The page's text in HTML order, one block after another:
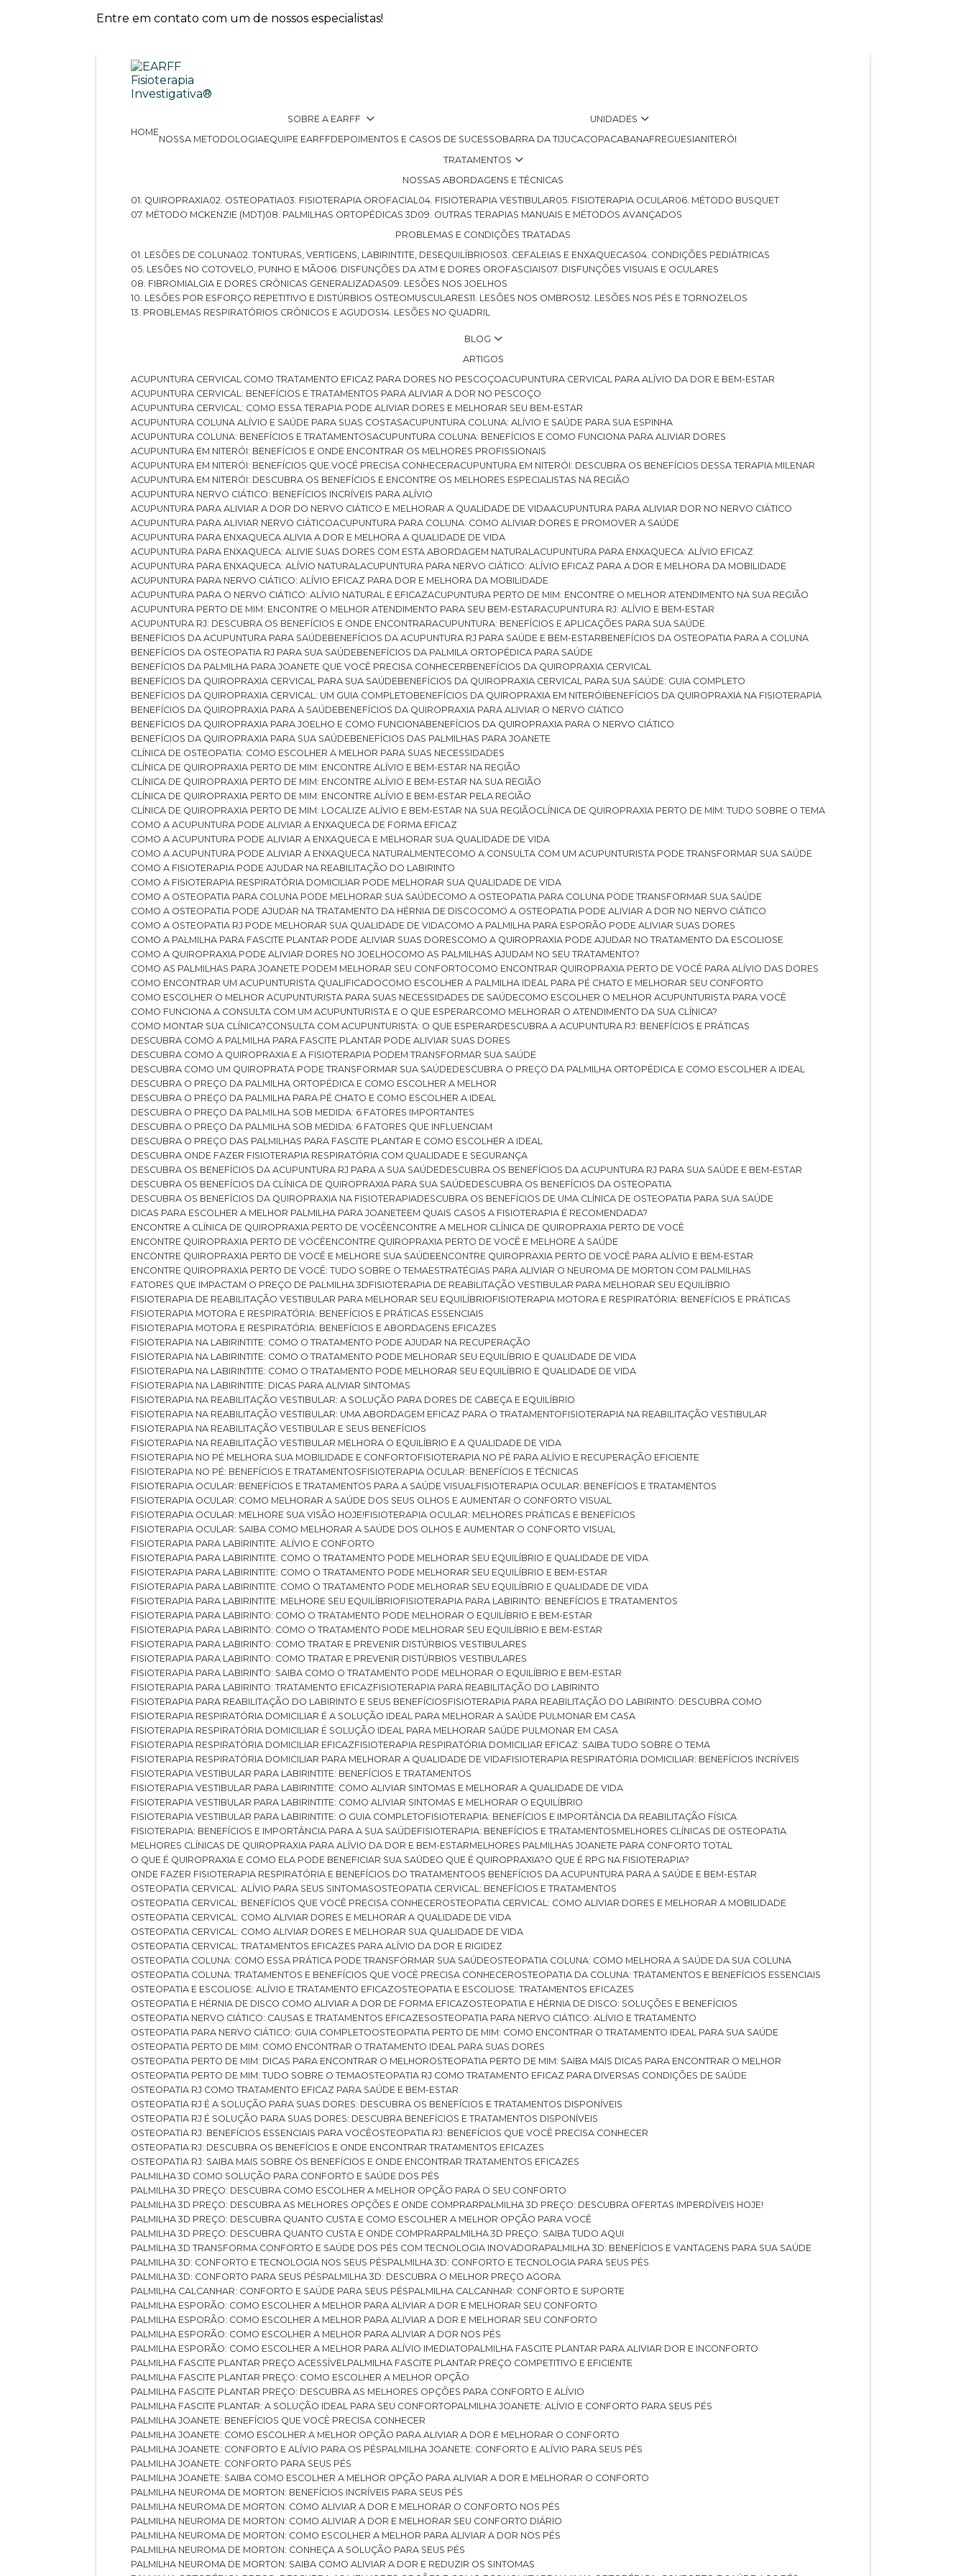
Entre em contato com um de nossos especialistas!
HOME
SOBRE A EARFF
NOSSA METODOLOGIA EQUIPE EARFF DEPOIMENTOS E CASOS DE SUCESSO
UNIDADES
BARRA DA TIJUCA
COPACABANA FREGUESIA
NITERÓI
TRATAMENTOS
NOSSAS ABORDAGENS E TÉCNICAS
01. QUIROPRAXIA
02. OSTEOPATIA 03. FISIOTERAPIA OROFACIAL 04. FISIOTERAPIA VESTIBULAR 05. FISIOTERAPIA OCULAR
06. MÉTODO BUSQUET
07. MÉTODO MCKENZIE (MDT)
08. PALMILHAS ORTOPÉDICAS 3D
09. OUTRAS TERAPIAS MANUAIS E MÉTODOS AVANÇADOS
PROBLEMAS E CONDIÇÕES TRATADAS
01. LESÕES DE COLUNA
02. TONTURAS, VERTIGENS, LABIRINTITE, DESEQUILÍBRIOS 03. CEFALEIAS E ENXAQUECAS
04. CONDIÇÕES PEDIÁTRICAS
05. LESÕES NO COTOVELO, PUNHO E MÃO
06. DISFUNÇÕES DA ATM E DORES OROFASCIAIS
07. DISFUNÇÕES VISUAIS E OCULARES
08. FIBROMIALGIA E DORES CRÔNICAS GENERALIZADAS
09. LESÕES NOS JOELHOS
10. LESÕES POR ESFORÇO REPETITIVO E DISTÚRBIOS OSTEOMUSCULARES 11. LESÕES NOS OMBROS 12. LESÕES NOS PÉS E TORNOZELOS
13. PROBLEMAS RESPIRATÓRIOS CRÔNICOS E AGUDOS 14. LESÕES NO QUADRIL
BLOG
ARTIGOS
ACUPUNTURA CERVICAL COMO TRATAMENTO EFICAZ PARA DORES NO PESCOÇO
ACUPUNTURA CERVICAL PARA ALÍVIO DA DOR E BEM-ESTAR
ACUPUNTURA CERVICAL: BENEFÍCIOS E TRATAMENTOS PARA ALIVIAR A DOR NO PESCOÇO
ACUPUNTURA CERVICAL: COMO ESSA TERAPIA PODE ALIVIAR DORES E MELHORAR SEU BEM-ESTAR
ACUPUNTURA COLUNA ALÍVIO E SAÚDE PARA SUAS COSTAS
ACUPUNTURA COLUNA: ALÍVIO E SAÚDE PARA SUA ESPINHA
ACUPUNTURA COLUNA: BENEFÍCIOS E TRATAMENTOS
ACUPUNTURA COLUNA: BENEFÍCIOS E COMO FUNCIONA PARA ALIVIAR DORES
ACUPUNTURA EM NITERÓI: BENEFÍCIOS E ONDE ENCONTRAR OS MELHORES PROFISSIONAIS
ACUPUNTURA EM NITERÓI: BENEFÍCIOS QUE VOCÊ PRECISA CONHECER
ACUPUNTURA EM NITERÓI: DESCUBRA OS BENEFÍCIOS DESSA TERAPIA MILENAR
ACUPUNTURA EM NITERÓI: DESCUBRA OS BENEFÍCIOS E ENCONTRE OS MELHORES ESPECIALISTAS NA REGIÃO
ACUPUNTURA NERVO CIÁTICO: BENEFÍCIOS INCRÍVEIS PARA ALÍVIO
ACUPUNTURA PARA ALIVIAR A DOR DO NERVO CIÁTICO E MELHORAR A QUALIDADE DE VIDA
ACUPUNTURA PARA ALIVIAR DOR NO NERVO CIÁTICO
ACUPUNTURA PARA ALIVIAR NERVO CIÁTICO
ACUPUNTURA PARA COLUNA: COMO ALIVIAR DORES E PROMOVER A SAÚDE
ACUPUNTURA PARA ENXAQUECA ALIVIA A DOR E MELHORA A QUALIDADE DE VIDA
ACUPUNTURA PARA ENXAQUECA: ALIVIE SUAS DORES COM ESTA ABORDAGEM NATURAL
ACUPUNTURA PARA ENXAQUECA: ALÍVIO EFICAZ
ACUPUNTURA PARA ENXAQUECA: ALÍVIO NATURAL
ACUPUNTURA PARA NERVO CIÁTICO: ALÍVIO EFICAZ PARA A DOR E MELHORA DA MOBILIDADE
ACUPUNTURA PARA NERVO CIÁTICO: ALÍVIO EFICAZ PARA DOR E MELHORA DA MOBILIDADE
ACUPUNTURA PARA O NERVO CIÁTICO: ALÍVIO NATURAL E EFICAZ
ACUPUNTURA PERTO DE MIM: ENCONTRE O MELHOR ATENDIMENTO NA SUA REGIÃO
ACUPUNTURA PERTO DE MIM: ENCONTRE O MELHOR ATENDIMENTO PARA SEU BEM-ESTAR
ACUPUNTURA RJ: ALÍVIO E BEM-ESTAR
ACUPUNTURA RJ: DESCUBRA OS BENEFÍCIOS E ONDE ENCONTRAR
ACUPUNTURA: BENEFÍCIOS E APLICAÇÕES PARA SUA SAÚDE
BENEFÍCIOS DA ACUPUNTURA PARA SAÚDE
BENEFÍCIOS DA ACUPUNTURA RJ PARA SAÚDE E BEM-ESTAR
BENEFÍCIOS DA OSTEOPATIA PARA A COLUNA
BENEFÍCIOS DA OSTEOPATIA RJ PARA SUA SAÚDE
BENEFÍCIOS DA PALMILA ORTOPÉDICA PARA SAÚDE
BENEFÍCIOS DA PALMILHA PARA JOANETE QUE VOCÊ PRECISA CONHECER
BENEFÍCIOS DA QUIROPRAXIA CERVICAL
BENEFÍCIOS DA QUIROPRAXIA CERVICAL PARA SUA SAÚDE
BENEFÍCIOS DA QUIROPRAXIA CERVICAL PARA SUA SAÚDE: GUIA COMPLETO
BENEFÍCIOS DA QUIROPRAXIA CERVICAL: UM GUIA COMPLETO
BENEFÍCIOS DA QUIROPRAXIA EM NITERÓI
BENEFÍCIOS DA QUIROPRAXIA NA FISIOTERAPIA
BENEFÍCIOS DA QUIROPRAXIA PARA A SAÚDE
BENEFÍCIOS DA QUIROPRAXIA PARA ALIVIAR O NERVO CIÁTICO
BENEFÍCIOS DA QUIROPRAXIA PARA JOELHO E COMO FUNCIONA
BENEFÍCIOS DA QUIROPRAXIA PARA O NERVO CIÁTICO
BENEFÍCIOS DA QUIROPRAXIA PARA SUA SAÚDE
BENEFÍCIOS DAS PALMILHAS PARA JOANETE
CLÍNICA DE OSTEOPATIA: COMO ESCOLHER A MELHOR PARA SUAS NECESSIDADES
CLÍNICA DE QUIROPRAXIA PERTO DE MIM: ENCONTRE ALÍVIO E BEM-ESTAR NA REGIÃO
CLÍNICA DE QUIROPRAXIA PERTO DE MIM: ENCONTRE ALÍVIO E BEM-ESTAR NA SUA REGIÃO
CLÍNICA DE QUIROPRAXIA PERTO DE MIM: ENCONTRE ALÍVIO E BEM-ESTAR PELA REGIÃO
CLÍNICA DE QUIROPRAXIA PERTO DE MIM: LOCALIZE ALÍVIO E BEM-ESTAR NA SUA REGIÃO
CLÍNICA DE QUIROPRAXIA PERTO DE MIM: TUDO SOBRE O TEMA
COMO A ACUPUNTURA PODE ALIVIAR A ENXAQUECA DE FORMA EFICAZ
COMO A ACUPUNTURA PODE ALIVIAR A ENXAQUECA E MELHORAR SUA QUALIDADE DE VIDA
COMO A ACUPUNTURA PODE ALIVIAR A ENXAQUECA NATURALMENTE
COMO A CONSULTA COM UM ACUPUNTURISTA PODE TRANSFORMAR SUA SAÚDE
COMO A FISIOTERAPIA PODE AJUDAR NA REABILITAÇÃO DO LABIRINTO
COMO A FISIOTERAPIA RESPIRATÓRIA DOMICILIAR PODE MELHORAR SUA QUALIDADE DE VIDA
COMO A OSTEOPATIA PARA COLUNA PODE MELHORAR SUA SAÚDE
COMO A OSTEOPATIA PARA COLUNA PODE TRANSFORMAR SUA SAÚDE
COMO A OSTEOPATIA PODE AJUDAR NA TRATAMENTO DA HÉRNIA DE DISCO
COMO A OSTEOPATIA PODE ALIVIAR A DOR NO NERVO CIÁTICO
COMO A OSTEOPATIA RJ PODE MELHORAR SUA QUALIDADE DE VIDA
COMO A PALMILHA PARA ESPORÃO PODE ALIVIAR SUAS DORES
COMO A PALMILHA PARA FASCITE PLANTAR PODE ALIVIAR SUAS DORES
COMO A QUIROPRAXIA PODE AJUDAR NO TRATAMENTO DA ESCOLIOSE
COMO A QUIROPRAXIA PODE ALIVIAR DORES NO JOELHO
COMO AS PALMILHAS AJUDAM NO SEU TRATAMENTO?
COMO AS PALMILHAS PARA JOANETE PODEM MELHORAR SEU CONFORTO
COMO ENCONTRAR QUIROPRAXIA PERTO DE VOCÊ PARA ALÍVIO DAS DORES
COMO ENCONTRAR UM ACUPUNTURISTA QUALIFICADO
COMO ESCOLHER A PALMILHA IDEAL PARA PÉ CHATO E MELHORAR SEU CONFORTO
COMO ESCOLHER O MELHOR ACUPUNTURISTA PARA SUAS NECESSIDADES DE SAÚDE
COMO ESCOLHER O MELHOR ACUPUNTURISTA PARA VOCÊ
COMO FUNCIONA A CONSULTA COM UM ACUPUNTURISTA E O QUE ESPERAR
COMO MELHORAR O ATENDIMENTO DA SUA CLÍNICA?
COMO MONTAR SUA CLÍNICA?
CONSULTA COM ACUPUNTURISTA: O QUE ESPERAR
DESCUBRA A ACUPUNTURA RJ: BENEFÍCIOS E PRÁTICAS
DESCUBRA COMO A PALMILHA PARA FASCITE PLANTAR PODE ALIVIAR SUAS DORES
DESCUBRA COMO A QUIROPRAXIA E A FISIOTERAPIA PODEM TRANSFORMAR SUA SAÚDE
DESCUBRA COMO UM QUIROPRATA PODE TRANSFORMAR SUA SAÚDE
DESCUBRA O PREÇO DA PALMILHA ORTOPÉDICA E COMO ESCOLHER A IDEAL
DESCUBRA O PREÇO DA PALMILHA ORTOPÉDICA E COMO ESCOLHER A MELHOR
DESCUBRA O PREÇO DA PALMILHA PARA PÉ CHATO E COMO ESCOLHER A IDEAL
DESCUBRA O PREÇO DA PALMILHA SOB MEDIDA: 6 FATORES IMPORTANTES
DESCUBRA O PREÇO DA PALMILHA SOB MEDIDA: 6 FATORES QUE INFLUENCIAM
DESCUBRA O PREÇO DAS PALMILHAS PARA FASCITE PLANTAR E COMO ESCOLHER A IDEAL
DESCUBRA ONDE FAZER FISIOTERAPIA RESPIRATÓRIA COM QUALIDADE E SEGURANÇA
DESCUBRA OS BENEFÍCIOS DA ACUPUNTURA RJ PARA A SUA SAÚDE
DESCUBRA OS BENEFÍCIOS DA ACUPUNTURA RJ PARA SUA SAÚDE E BEM-ESTAR
DESCUBRA OS BENEFÍCIOS DA CLÍNICA DE QUIROPRAXIA PARA SUA SAÚDE
DESCUBRA OS BENEFÍCIOS DA OSTEOPATIA
DESCUBRA OS BENEFÍCIOS DA QUIROPRAXIA NA FISIOTERAPIA
DESCUBRA OS BENEFÍCIOS DE UMA CLÍNICA DE OSTEOPATIA PARA SUA SAÚDE
DICAS PARA ESCOLHER A MELHOR PALMILHA PARA JOANETE EM QUAIS CASOS A FISIOTERAPIA É RECOMENDADA?
ENCONTRE A CLÍNICA DE QUIROPRAXIA PERTO DE VOCÊ ENCONTRE A MELHOR CLÍNICA DE QUIROPRAXIA PERTO DE VOCÊ
ENCONTRE QUIROPRAXIA PERTO DE VOCÊ ENCONTRE QUIROPRAXIA PERTO DE VOCÊ E MELHORE A SAÚDE
ENCONTRE QUIROPRAXIA PERTO DE VOCÊ E MELHORE SUA SAÚDE ENCONTRE QUIROPRAXIA PERTO DE VOCÊ PARA ALÍVIO E BEM-ESTAR
ENCONTRE QUIROPRAXIA PERTO DE VOCÊ: TUDO SOBRE O TEMA ESTRATÉGIAS PARA ALIVIAR O NEUROMA DE MORTON COM PALMILHAS
FATORES QUE IMPACTAM O PREÇO DE PALMILHA 3D
FISIOTERAPIA DE REABILITAÇÃO VESTIBULAR PARA MELHORAR SEU EQUILÍBRIO
FISIOTERAPIA DE REABILITAÇÃO VESTIBULAR PARA MELHORAR SEU EQUILÍBRIO
FISIOTERAPIA MOTORA E RESPIRATÓRIA: BENEFÍCIOS E PRÁTICAS
FISIOTERAPIA MOTORA E RESPIRATÓRIA: BENEFÍCIOS E PRÁTICAS ESSENCIAIS
FISIOTERAPIA MOTORA E RESPIRATÓRIA: BENEFÍCIOS E ABORDAGENS EFICAZES
FISIOTERAPIA NA LABIRINTITE: COMO O TRATAMENTO PODE AJUDAR NA RECUPERAÇÃO
FISIOTERAPIA NA LABIRINTITE: COMO O TRATAMENTO PODE MELHORAR SEU EQUILÍBRIO E QUALIDADE DE VIDA
FISIOTERAPIA NA LABIRINTITE: COMO O TRATAMENTO PODE MELHORAR SEU EQUILÍBRIO E QUALIDADE DE VIDA
FISIOTERAPIA NA LABIRINTITE: DICAS PARA ALIVIAR SINTOMAS
FISIOTERAPIA NA REABILITAÇÃO VESTIBULAR: A SOLUÇÃO PARA DORES DE CABEÇA E EQUILÍBRIO
FISIOTERAPIA NA REABILITAÇÃO VESTIBULAR: UMA ABORDAGEM EFICAZ PARA O TRATAMENTO
FISIOTERAPIA NA REABILITAÇÃO VESTIBULAR
FISIOTERAPIA NA REABILITAÇÃO VESTIBULAR E SEUS BENEFÍCIOS
FISIOTERAPIA NA REABILITAÇÃO VESTIBULAR MELHORA O EQUILÍBRIO E A QUALIDADE DE VIDA
FISIOTERAPIA NO PÉ MELHORA SUA MOBILIDADE E CONFORTO
FISIOTERAPIA NO PÉ PARA ALÍVIO E RECUPERAÇÃO EFICIENTE
FISIOTERAPIA NO PÉ: BENEFÍCIOS E TRATAMENTOS
FISIOTERAPIA OCULAR: BENEFÍCIOS E TÉCNICAS
FISIOTERAPIA OCULAR: BENEFÍCIOS E TRATAMENTOS PARA A SAÚDE VISUAL FISIOTERAPIA OCULAR: BENEFÍCIOS E TRATAMENTOS
FISIOTERAPIA OCULAR: COMO MELHORAR A SAÚDE DOS SEUS OLHOS E AUMENTAR O CONFORTO VISUAL
FISIOTERAPIA OCULAR: MELHORE SUA VISÃO HOJE! FISIOTERAPIA OCULAR: MELHORES PRÁTICAS E BENEFÍCIOS
FISIOTERAPIA OCULAR: SAIBA COMO MELHORAR A SAÚDE DOS OLHOS E AUMENTAR O CONFORTO VISUAL
FISIOTERAPIA PARA LABIRINTITE: ALÍVIO E CONFORTO
FISIOTERAPIA PARA LABIRINTITE: COMO O TRATAMENTO PODE MELHORAR SEU EQUILÍBRIO E QUALIDADE DE VIDA
FISIOTERAPIA PARA LABIRINTITE: COMO O TRATAMENTO PODE MELHORAR SEU EQUILÍBRIO E BEM-ESTAR
FISIOTERAPIA PARA LABIRINTITE: COMO O TRATAMENTO PODE MELHORAR SEU EQUILÍBRIO E QUALIDADE DE VIDA
FISIOTERAPIA PARA LABIRINTITE: MELHORE SEU EQUILÍBRIO
FISIOTERAPIA PARA LABIRINTO: BENEFÍCIOS E TRATAMENTOS
FISIOTERAPIA PARA LABIRINTO: COMO O TRATAMENTO PODE MELHORAR O EQUILÍBRIO E BEM-ESTAR
FISIOTERAPIA PARA LABIRINTO: COMO O TRATAMENTO PODE MELHORAR SEU EQUILÍBRIO E BEM-ESTAR
FISIOTERAPIA PARA LABIRINTO: COMO TRATAR E PREVENIR DISTÚRBIOS VESTIBULARES
FISIOTERAPIA PARA LABIRINTO: COMO TRATAR E PREVENIR DISTÚRBIOS VESTIBULARES
FISIOTERAPIA PARA LABIRINTO: SAIBA COMO O TRATAMENTO PODE MELHORAR O EQUILÍBRIO E BEM-ESTAR
FISIOTERAPIA PARA LABIRINTO: TRATAMENTO EFICAZ FISIOTERAPIA PARA REABILITAÇÃO DO LABIRINTO
FISIOTERAPIA PARA REABILITAÇÃO DO LABIRINTO E SEUS BENEFÍCIOS
FISIOTERAPIA PARA REABILITAÇÃO DO LABIRINTO: DESCUBRA COMO
FISIOTERAPIA RESPIRATÓRIA DOMICILIAR É A SOLUÇÃO IDEAL PARA MELHORAR A SAÚDE PULMONAR EM CASA
FISIOTERAPIA RESPIRATÓRIA DOMICILIAR É SOLUÇÃO IDEAL PARA MELHORAR SAÚDE PULMONAR EM CASA
FISIOTERAPIA RESPIRATÓRIA DOMICILIAR EFICAZ FISIOTERAPIA RESPIRATÓRIA DOMICILIAR EFICAZ: SAIBA TUDO SOBRE O TEMA
FISIOTERAPIA RESPIRATÓRIA DOMICILIAR PARA MELHORAR A QUALIDADE DE VIDA FISIOTERAPIA RESPIRATÓRIA DOMICILIAR: BENEFÍCIOS INCRÍVEIS
FISIOTERAPIA VESTIBULAR PARA LABIRINTITE: BENEFÍCIOS E TRATAMENTOS
FISIOTERAPIA VESTIBULAR PARA LABIRINTITE: COMO ALIVIAR SINTOMAS E MELHORAR A QUALIDADE DE VIDA
FISIOTERAPIA VESTIBULAR PARA LABIRINTITE: COMO ALIVIAR SINTOMAS E MELHORAR O EQUILÍBRIO
FISIOTERAPIA VESTIBULAR PARA LABIRINTITE: O GUIA COMPLETO
FISIOTERAPIA: BENEFÍCIOS E IMPORTÂNCIA DA REABILITAÇÃO FÍSICA
FISIOTERAPIA: BENEFÍCIOS E IMPORTÂNCIA PARA A SUA SAÚDE FISIOTERAPIA: BENEFÍCIOS E TRATAMENTOS
MELHORES CLÍNICAS DE OSTEOPATIA
MELHORES CLÍNICAS DE QUIROPRAXIA PARA ALÍVIO DA DOR E BEM-ESTAR
MELHORES PALMILHAS JOANETE PARA CONFORTO TOTAL
O QUE É QUIROPRAXIA E COMO ELA PODE BENEFICIAR SUA SAÚDE
O QUE É QUIROPRAXIA?
O QUE É RPG NA FISIOTERAPIA?
ONDE FAZER FISIOTERAPIA RESPIRATÓRIA E BENEFÍCIOS DO TRATAMENTO
OS BENEFÍCIOS DA ACUPUNTURA PARA A SAÚDE E BEM-ESTAR
OSTEOPATIA CERVICAL: ALÍVIO PARA SEUS SINTOMAS
OSTEOPATIA CERVICAL: BENEFÍCIOS E TRATAMENTOS
OSTEOPATIA CERVICAL: BENEFÍCIOS QUE VOCÊ PRECISA CONHECER
OSTEOPATIA CERVICAL: COMO ALIVIAR DORES E MELHORAR A MOBILIDADE
OSTEOPATIA CERVICAL: COMO ALIVIAR DORES E MELHORAR A QUALIDADE DE VIDA
OSTEOPATIA CERVICAL: COMO ALIVIAR DORES E MELHORAR SUA QUALIDADE DE VIDA
OSTEOPATIA CERVICAL: TRATAMENTOS EFICAZES PARA ALÍVIO DA DOR E RIGIDEZ
OSTEOPATIA COLUNA: COMO ESSA PRÁTICA PODE TRANSFORMAR SUA SAÚDE
OSTEOPATIA COLUNA: COMO MELHORA A SAÚDE DA SUA COLUNA
OSTEOPATIA COLUNA: TRATAMENTOS E BENEFÍCIOS QUE VOCÊ PRECISA CONHECER
OSTEOPATIA DA COLUNA: TRATAMENTOS E BENEFÍCIOS ESSENCIAIS
OSTEOPATIA E ESCOLIOSE: ALÍVIO E TRATAMENTO EFICAZ
OSTEOPATIA E ESCOLIOSE: TRATAMENTOS EFICAZES
OSTEOPATIA E HÉRNIA DE DISCO COMO ALIVIAR A DOR DE FORMA EFICAZ
OSTEOPATIA E HÉRNIA DE DISCO: SOLUÇÕES E BENEFÍCIOS
OSTEOPATIA NERVO CIÁTICO: CAUSAS E TRATAMENTOS EFICAZES
OSTEOPATIA PARA NERVO CIÁTICO: ALÍVIO E TRATAMENTO
OSTEOPATIA PARA NERVO CIÁTICO: GUIA COMPLETO
OSTEOPATIA PERTO DE MIM: COMO ENCONTRAR O TRATAMENTO IDEAL PARA SUA SAÚDE
OSTEOPATIA PERTO DE MIM: COMO ENCONTRAR O TRATAMENTO IDEAL PARA SUAS DORES
OSTEOPATIA PERTO DE MIM: DICAS PARA ENCONTRAR O MELHOR
OSTEOPATIA PERTO DE MIM: SAIBA MAIS DICAS PARA ENCONTRAR O MELHOR
OSTEOPATIA PERTO DE MIM: TUDO SOBRE O TEMA
OSTEOPATIA RJ COMO TRATAMENTO EFICAZ PARA DIVERSAS CONDIÇÕES DE SAÚDE
OSTEOPATIA RJ COMO TRATAMENTO EFICAZ PARA SAÚDE E BEM-ESTAR
OSTEOPATIA RJ É A SOLUÇÃO PARA SUAS DORES: DESCUBRA OS BENEFÍCIOS E TRATAMENTOS DISPONÍVEIS
OSTEOPATIA RJ É SOLUÇÃO PARA SUAS DORES: DESCUBRA BENEFÍCIOS E TRATAMENTOS DISPONÍVEIS
OSTEOPATIA RJ: BENEFÍCIOS ESSENCIAIS PARA VOCÊ
OSTEOPATIA RJ: BENEFÍCIOS QUE VOCÊ PRECISA CONHECER
OSTEOPATIA RJ: DESCUBRA OS BENEFÍCIOS E ONDE ENCONTRAR TRATAMENTOS EFICAZES
OSTEOPATIA RJ: SAIBA MAIS SOBRE OS BENEFÍCIOS E ONDE ENCONTRAR TRATAMENTOS EFICAZES
PALMILHA 3D COMO SOLUÇÃO PARA CONFORTO E SAÚDE DOS PÉS
PALMILHA 3D PREÇO: DESCUBRA COMO ESCOLHER A MELHOR OPÇÃO PARA O SEU CONFORTO
PALMILHA 3D PREÇO: DESCUBRA AS MELHORES OPÇÕES E ONDE COMPRAR
PALMILHA 3D PREÇO: DESCUBRA OFERTAS IMPERDÍVEIS HOJE!
PALMILHA 3D PREÇO: DESCUBRA QUANTO CUSTA E COMO ESCOLHER A MELHOR OPÇÃO PARA VOCÊ
PALMILHA 3D PREÇO: DESCUBRA QUANTO CUSTA E ONDE COMPRAR
PALMILHA 3D PREÇO: SAIBA TUDO AQUI
PALMILHA 3D TRANSFORMA CONFORTO E SAÚDE DOS PÉS COM TECNOLOGIA INOVADORA PALMILHA 3D: BENEFÍCIOS E VANTAGENS PARA SUA SAÚDE
PALMILHA 3D: CONFORTO E TECNOLOGIA NOS SEUS PÉS
PALMILHA 3D: CONFORTO E TECNOLOGIA PARA SEUS PÉS
PALMILHA 3D: CONFORTO PARA SEUS PÉS
PALMILHA 3D: DESCUBRA O MELHOR PREÇO AGORA
PALMILHA CALCANHAR: CONFORTO E SAÚDE PARA SEUS PÉS
PALMILHA CALCANHAR: CONFORTO E SUPORTE
PALMILHA ESPORÃO: COMO ESCOLHER A MELHOR PARA ALIVIAR A DOR E MELHORAR SEU CONFORTO
PALMILHA ESPORÃO: COMO ESCOLHER A MELHOR PARA ALIVIAR A DOR E MELHORAR SEU CONFORTO
PALMILHA ESPORÃO: COMO ESCOLHER A MELHOR PARA ALIVIAR A DOR NOS PÉS
PALMILHA ESPORÃO: COMO ESCOLHER A MELHOR PARA ALÍVIO IMEDIATO
PALMILHA FASCITE PLANTAR PARA ALIVIAR DOR E INCONFORTO
PALMILHA FASCITE PLANTAR PREÇO ACESSÍVEL PALMILHA FASCITE PLANTAR PREÇO COMPETITIVO E EFICIENTE
PALMILHA FASCITE PLANTAR PREÇO: COMO ESCOLHER A MELHOR OPÇÃO
PALMILHA FASCITE PLANTAR PREÇO: DESCUBRA AS MELHORES OPÇÕES PARA CONFORTO E ALÍVIO
PALMILHA FASCITE PLANTAR: A SOLUÇÃO IDEAL PARA SEU CONFORTO
PALMILHA JOANETE: ALÍVIO E CONFORTO PARA SEUS PÉS
PALMILHA JOANETE: BENEFÍCIOS QUE VOCÊ PRECISA CONHECER
PALMILHA JOANETE: COMO ESCOLHER A MELHOR OPÇÃO PARA ALIVIAR A DOR E MELHORAR O CONFORTO
PALMILHA JOANETE: CONFORTO E ALÍVIO PARA OS PÉS
PALMILHA JOANETE: CONFORTO E ALÍVIO PARA SEUS PÉS
PALMILHA JOANETE: CONFORTO PARA SEUS PÉS
PALMILHA JOANETE: SAIBA COMO ESCOLHER A MELHOR OPÇÃO PARA ALIVIAR A DOR E MELHORAR O CONFORTO
PALMILHA NEUROMA DE MORTON: BENEFÍCIOS INCRÍVEIS PARA SEUS PÉS
PALMILHA NEUROMA DE MORTON: COMO ALIVIAR A DOR E MELHORAR O CONFORTO NOS PÉS
PALMILHA NEUROMA DE MORTON: COMO ALIVIAR A DOR E MELHORAR SEU CONFORTO DIÁRIO
PALMILHA NEUROMA DE MORTON: COMO ESCOLHER A MELHOR PARA ALIVIAR A DOR NOS PÉS
PALMILHA NEUROMA DE MORTON: CONHEÇA A SOLUÇÃO PARA SEUS PÉS
PALMILHA NEUROMA DE MORTON: SAIBA COMO ALIVIAR A DOR E REDUZIR OS SINTOMAS